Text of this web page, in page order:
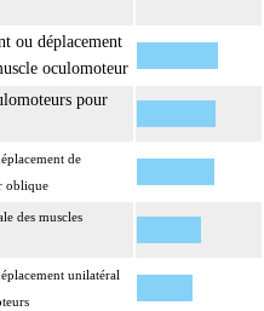
ou déplacement
oculomoteur
pour
de
oblique
des muscles
unilatéral